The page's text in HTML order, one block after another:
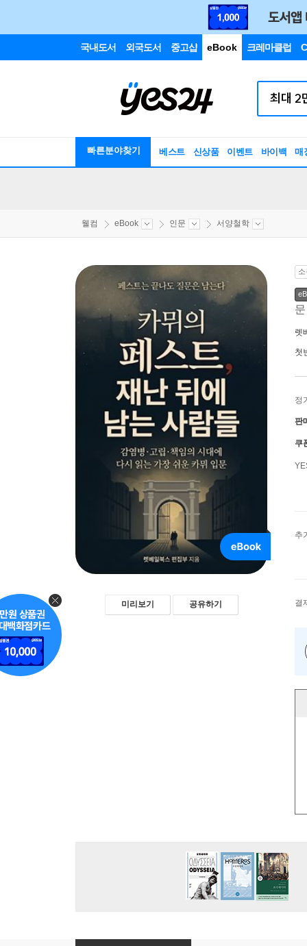
국내도서 외국도서 중고샵 eBook 크레마클럽
빠른분야찾기 베스트 신상품 이벤트 바이백 매
웰컴 eBook 인문 서양철학
미리보기 공유하기
렛
첫
정
판
쿠
추
결